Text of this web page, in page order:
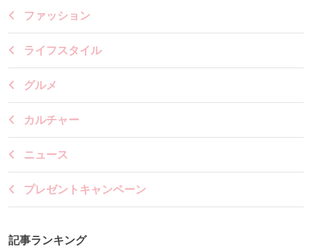
ファッション
ライフスタイル
グルメ
カルチャー
ニュース
プレゼントキャンペーン
記事ランキング